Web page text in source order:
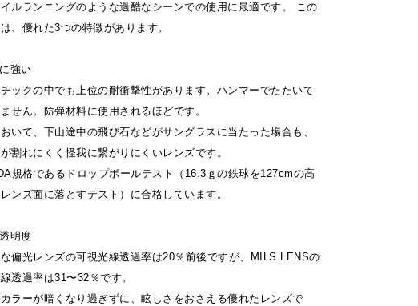
ルランニングのような過酷なシーンでの使用に最適です。 この
、優れた3つの特徴があります。
強い
ックの中でも上位の耐衝撃性があります。ハンマーでたたいて
せん。防弾材料に使用されるほどです。
いて、下山途中の飛び石などがサングラスに当たった場合も、
割れにくく怪我に繋がりにくいレンズです。
規格であるドロップボールテスト（16.3ｇの鉄球を127cmの高
ンズ面に落とすテスト）に合格しています。
明度
偏光レンズの可視光線透過率は20％前後ですが、MILS LENSの
透過率は31〜32％です。
ラーが暗くなり過ぎずに、眩しさをおさえる優れたレンズで